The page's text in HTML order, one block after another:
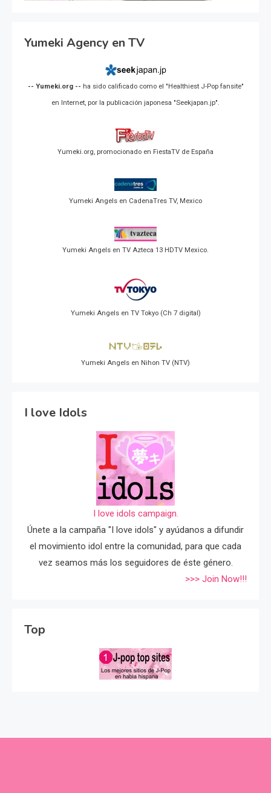
Yumeki Agency en TV
-- Yumeki.org -- ha sido calificado como el "Healthiest J-Pop fansite"
en Internet, por la publicación japonesa "Seekjapan.jp".
Yumeki.org, promocionado en FiestaTV de España
Yumeki Angels en CadenaTres TV, Mexico
Yumeki Angels en TV Azteca 13 HDTV Mexico.
Yumeki Angels en TV Tokyo (Ch 7 digital)
Yumeki Angels en Nihon TV (NTV)
I love Idols
I love idols campaign.
Únete a la campaña "I love idols" y ayúdanos a difundir
el movimiento idol entre la comunidad, para que cada
vez seamos más los seguidores de éste género.
>>> Join Now!!!
Top